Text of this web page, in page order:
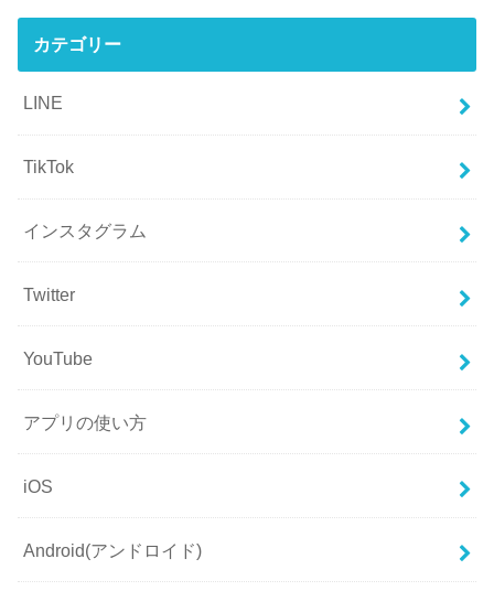
カテゴリー
LINE
TikTok
インスタグラム
Twitter
YouTube
アプリの使い方
iOS
Android(アンドロイド)